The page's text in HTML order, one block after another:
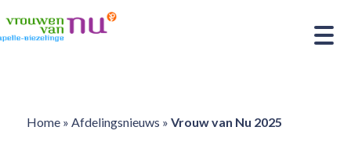
Home» Afdelingsnieuws » Vrouw van Nu 2025